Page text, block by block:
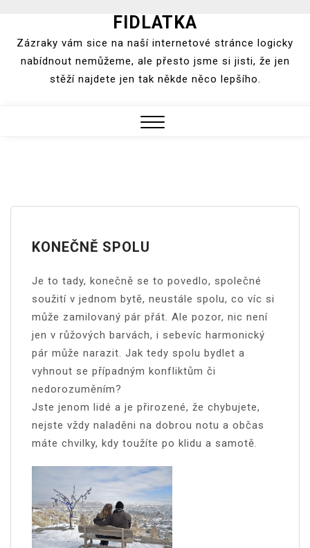
content
FIDLATKA
Zázraky vám sice na naší internetové stránce logicky
nabídnout nemůžeme, ale přesto jsme si jisti, že jen
stěží najdete jen tak někde něco lepšího.
KONEČNĚ SPOLU
Je to tady, konečně se to povedlo, společné
soužití v jednom bytě, neustále spolu, co víc si
může zamilovaný pár přát. Ale pozor, nic není
jen v růžových barvách, i sebevíc harmonický
pár může narazit. Jak tedy spolu bydlet a
vyhnout se případným konfliktům či
nedorozuměním?
Jste jenom lidé a je přirozené, že chybujete,
nejste vždy naladěni na dobrou notu a občas
máte chvilky, kdy toužíte po klidu a samotě.